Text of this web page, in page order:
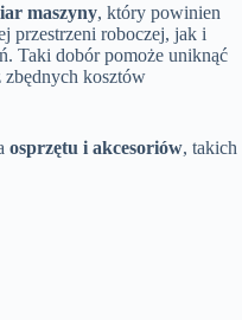
maszyny, który powinien
przestrzeni roboczej, jak i
Taki dobór pomoże uniknąć
zbędnych kosztów
osprzętu i akcesoriów, takich